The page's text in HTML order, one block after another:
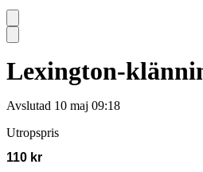
Lexington-
Avslutad 10 maj 09:18
Utropspris
110 kr